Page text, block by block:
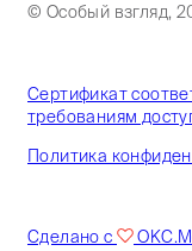
© Особый взгляд,
Сертификат
требованиям
Политика
Сделано с